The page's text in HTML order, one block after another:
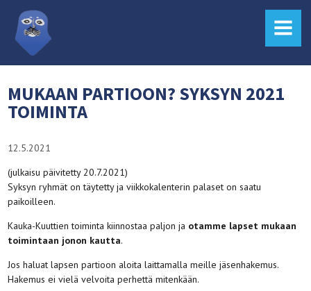
MENU
MUKAAN PARTIOON? SYKSYN 2021
TOIMINTA
12.5.2021
(julkaisu päivitetty 20.7.2021)
Syksyn ryhmät on täytetty ja viikkokalenterin palaset on saatu
paikoilleen.
Kauka-Kuuttien toiminta kiinnostaa paljon ja otamme lapset mukaan
toimintaan jonon kautta.
Jos haluat lapsen partioon aloita laittamalla meille jäsenhakemus.
Hakemus ei vielä velvoita perhettä mitenkään.